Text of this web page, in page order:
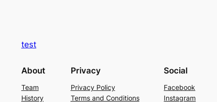
test
About
Team
History
Privacy
Privacy Policy
Terms and Conditions
Social
Facebook
Instagram